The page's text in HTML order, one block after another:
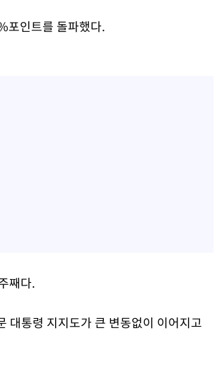
포인트를 돌파했다.
째다.
대통령 지지도가 큰 변동없이 이어지고